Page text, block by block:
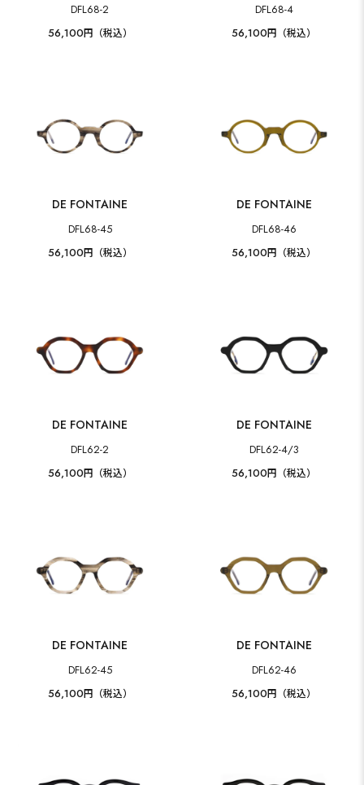
DFL68-2
56,100円（税込）
DFL68-4
56,100円（税込）
DE FONTAINE
DFL68-45
56,100円（税込）
DE FONTAINE
DFL68-46
56,100円（税込）
DE FONTAINE
DFL62-2
56,100円（税込）
DE FONTAINE
DFL62-4/3
56,100円（税込）
DE FONTAINE
DFL62-45
56,100円（税込）
DE FONTAINE
DFL62-46
56,100円（税込）